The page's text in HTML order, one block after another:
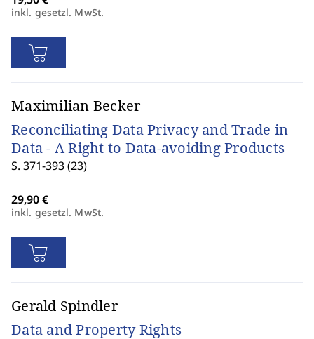
inkl. gesetzl. MwSt.
Maximilian Becker
Reconciliating Data Privacy and Trade in
Data - A Right to Data-avoiding Products
S. 371-393 (23)
inkl. gesetzl. MwSt.
Gerald Spindler
Data and Property Rights